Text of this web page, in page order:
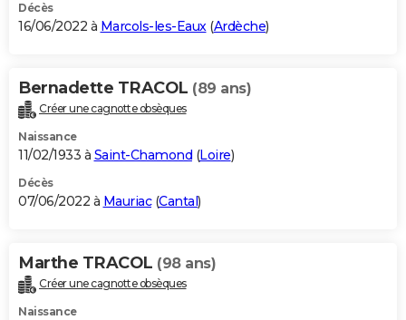
Décès
16/06/2022 à Marcols-les-Eaux(Ardèche)
Bernadette TRACOL (89 ans)
Créer une cagnotte obsèques
Naissance
11/02/1933 à Saint-Chamond (Loire)
Décès
07/06/2022 à Mauriac(Cantal)
Marthe TRACOL (98 ans)
Créer une cagnotte obsèques
Naissance